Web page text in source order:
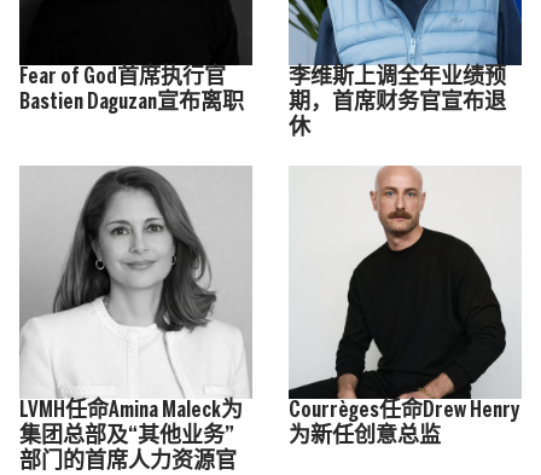
Fear of God首席执行官
Bastien Daguzan宣布离职
李维斯上调全年业绩预
期，首席财务官宣布退
休
LVMH任命Amina Maleck为
集团总部及“其他业务”
部门的首席人力资源官
Courrèges任命Drew Henry
为新任创意总监